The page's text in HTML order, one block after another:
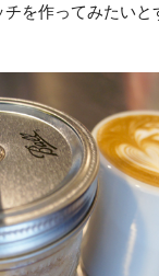
チを作ってみたい